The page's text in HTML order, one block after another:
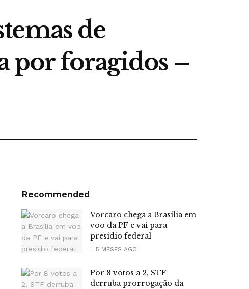
de
por foragidos –
Recommended
Vorcaro chega a Brasília em
voo da PF e vai para
presídio federal
5 MESES AGO
Por 8 votos a 2, STF
derruba prorrogação da